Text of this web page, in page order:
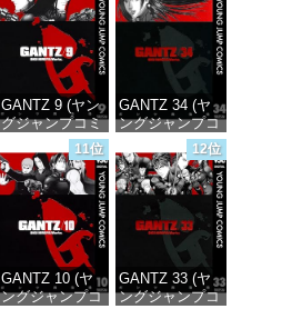
価格：¥100 価格：¥100
GANTZ 9 (ヤン
グジャンプコミ
ックスDIGITAL)
価格：¥100
GANTZ 34 (ヤ
ングジャンプコ
DIGITAL)
価格：¥100
11位
GANTZ 10 (ヤ
ングジャンプコ
12位
GANTZ 33 (ヤ
ングジャンプコ